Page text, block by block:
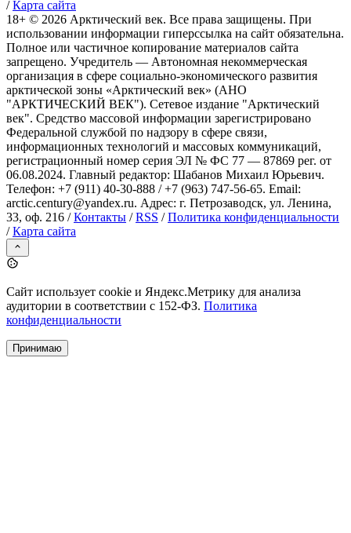
/Карта сайта
18+ © 2026 Арктический век. Все права защищены. При
использовании информации гиперссылка на сайт обязательна.
Полное или частичное копирование материалов сайта
запрещено. Учредитель — Автономная некоммерческая
организация в сфере социально-экономического развития
арктической зоны «Арктический век» (АНО
"АРКТИЧЕСКИЙ ВЕК"). Сетевое издание "Арктический
век". Средство массовой информации зарегистрировано
Федеральной службой по надзору в сфере связи,
информационных технологий и массовых коммуникаций,
регистрационный номер серия ЭЛ № ФС 77 — 87869 рег. от
06.08.2024. Главный редактор: Шабанов Михаил Юрьевич.
Телефон: +7 (911) 40-30-888 / +7 (963) 747-56-65. Email:
arctic.century@yandex.ru. Адрес: г. Петрозаводск, ул. Ленина,
33, оф. 216 /Контакты /RSS /Политика конфиденциальности
/Карта сайта
Сайт использует cookie и Яндекс.Метрику для анализа
аудитории в соответствии с 152-ФЗ. Политика
конфиденциальности
Принимаю